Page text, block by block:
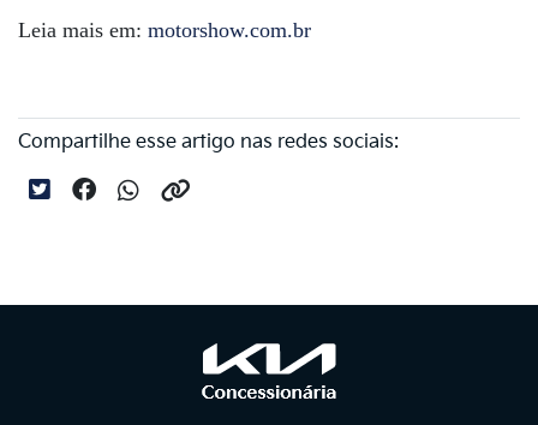
Leia mais em: motorshow.com.br
Compartilhe esse artigo nas redes sociais: